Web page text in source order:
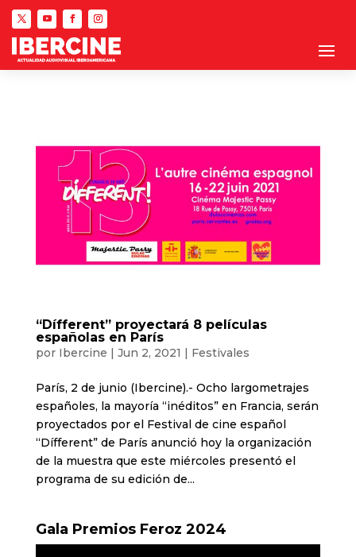
“Dífferent” proyectará 8 películas
españolas en París
por Ibercine | Jun 2, 2021 | Festivales
París, 2 de junio (Ibercine).- Ocho largometrajes
españoles, la mayoría “inéditos” en Francia, serán
proyectados por el Festival de cine español
“Dífferent” de París anunció hoy la organización
de la muestra que este miércoles presentó el
programa de su edición de...
Gala Premios Feroz 2024